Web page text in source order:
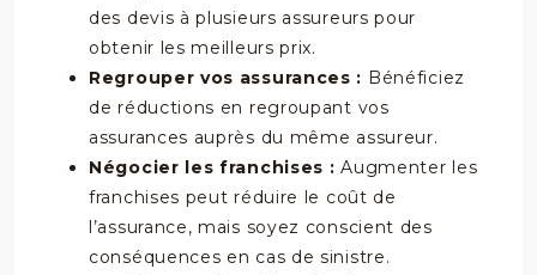
des devis à plusieurs assureurs pour
obtenir les meilleurs prix.
Regrouper vos assurances : Bénéficiez
de réductions en regroupant vos
assurances auprès du même assureur.
Négocier les franchises :Augmenter les
franchises peut réduire le coût de
l’assurance, mais soyez conscient des
conséquences en cas de sinistre.